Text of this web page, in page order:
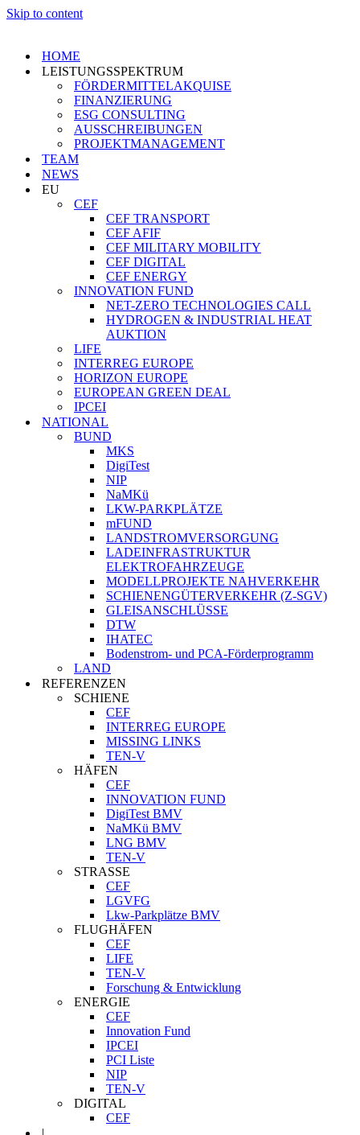
Skip to content
HOME
LEISTUNGSSPEKTRUM
FÖRDERMITTELAKQUISE
FINANZIERUNG
ESG CONSULTING
AUSSCHREIBUNGEN
PROJEKTMANAGEMENT
TEAM
NEWS
EU
CEF
CEF TRANSPORT
CEF AFIF
CEF MILITARY MOBILITY
CEF DIGITAL
CEF ENERGY
INNOVATION FUND
NET-ZERO TECHNOLOGIES CALL
HYDROGEN & INDUSTRIAL HEAT
AUKTION
LIFE
INTERREG EUROPE
HORIZON EUROPE
EUROPEAN GREEN DEAL
IPCEI
NATIONAL
BUND
MKS
DigiTest
NIP
NaMKü
LKW-PARKPLÄTZE
mFUND
LANDSTROMVERSORGUNG
LADEINFRASTRUKTUR
ELEKTROFAHRZEUGE
MODELLPROJEKTE NAHVERKEHR
SCHIENENGÜTERVERKEHR (Z-SGV)
GLEISANSCHLÜSSE
DTW
IHATEC
Bodenstrom- und PCA-Förderprogramm
LAND
REFERENZEN
SCHIENE
CEF
INTERREG EUROPE
MISSING LINKS
TEN-V
HÄFEN
CEF
INNOVATION FUND
DigiTest BMV
NaMKü BMV
LNG BMV
TEN-V
STRASSE
CEF
LGVFG
Lkw-Parkplätze BMV
FLUGHÄFEN
CEF
LIFE
TEN-V
Forschung & Entwicklung
ENERGIE
CEF
Innovation Fund
IPCEI
PCI Liste
NIP
TEN-V
DIGITAL
CEF